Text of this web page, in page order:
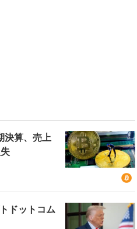
決算、売上
ドットコム